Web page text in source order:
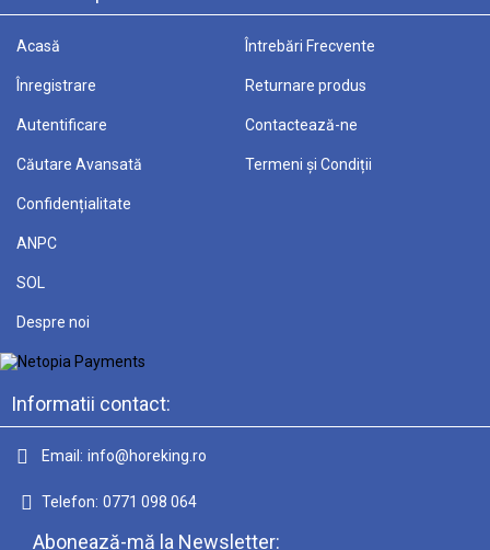
Acasă
Înregistrare
Autentificare
Căutare Avansată
Întrebări Frecvente
Returnare produs
Contactează-ne
Termeni și Condiții
Confidențialitate
ANPC
SOL
Despre noi
Informatii contact:
Email: info@horeking.ro
Telefon: 0771 098 064
Abonează-mă la Newsletter: